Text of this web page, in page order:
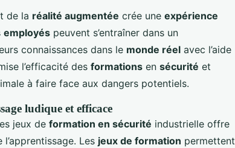
de la réalité augmentée crée une expérience
employés peuvent s’entraîner dans un
connaissances dans le monde réel avec l’aide
l’efficacité des formations en sécurité et
à faire face aux dangers potentiels.
ludique et efficace
jeux de formation en sécurité industrielle offre
Les jeux de formation permettent